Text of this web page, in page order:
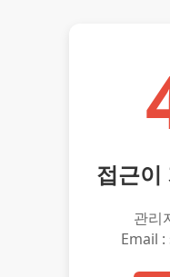
접근이
관리
Email